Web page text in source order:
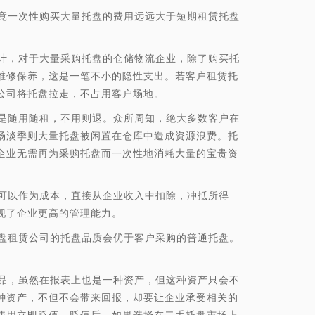
性购买大量托盘的费用远远大于短期租赁托盘
于大量采购托盘的仓储物流企业，除了购买托
保养，这是一笔不小的隐性支出。若客户租赁托
将托盘拉走，不占用客户场地。
随租，不用则退。众所周知，绝大多数客户在
季则大量托盘被闲置在仓库中造成资源浪费。托
无需再为采购托盘而一次性地消耗大量的宝贵资
为成本，直接从企业收入中扣除，冲抵所得
企业更高的管理能力。
公司的托盘品质会优于客户采购的普通托盘。
然在报表上也是一种资产，但这种资产只会不
产，不但不会带来回报，却要让企业承受相关的